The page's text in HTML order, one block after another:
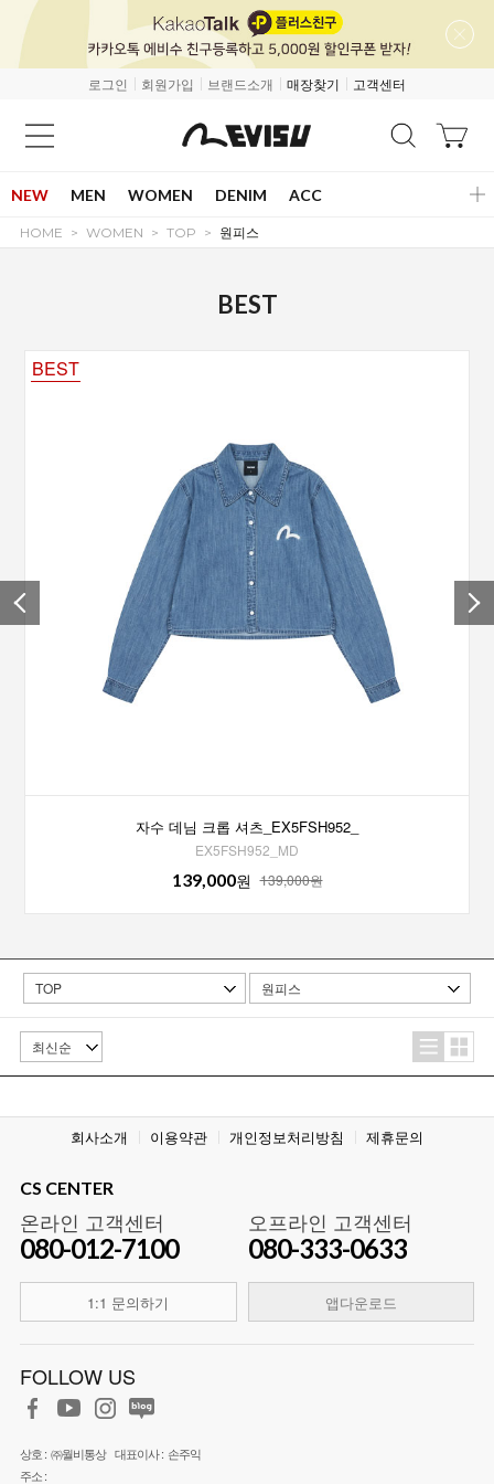
로그인 회원가입 브랜드소개 매장찾기 고객센터
NEW MEN WOMEN DENIM ACC
HOME WOMEN TOP 원피스
BEST
BEST
자수 데님 크롭 셔츠_EX5FSH952_
EX5FSH952_MD
139,000원 139,000원
회사소개 이용약관 개인정보처리방침 제휴문의
CS CENTER
온라인 고객센터
080-012-7100
1:1 문의하기
오프라인 고객센터
080-333-0633
앱다운로드
FOLLOW US
상호 : ㈜월비통상 대표이사 : 손주익
주소 :